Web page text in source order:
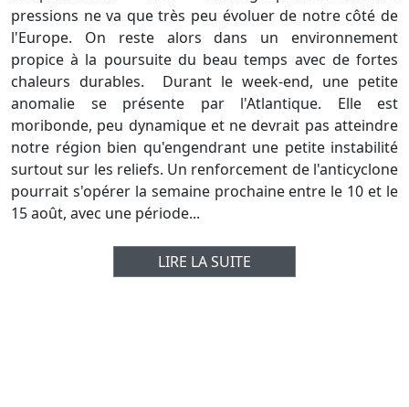
pressions ne va que très peu évoluer de notre côté de
l'Europe. On reste alors dans un environnement
propice à la poursuite du beau temps avec de fortes
chaleurs durables. Durant le week-end, une petite
anomalie se présente par l'Atlantique. Elle est
moribonde, peu dynamique et ne devrait pas atteindre
notre région bien qu'engendrant une petite instabilité
surtout sur les reliefs. Un renforcement de l'anticyclone
pourrait s'opérer la semaine prochaine entre le 10 et le
15 août, avec une période...
LIRE LA SUITE